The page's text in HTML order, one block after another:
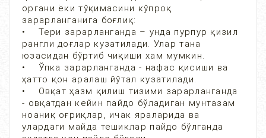
органи ёки тўқимасини кўпроқ
зарарланганига боғлиқ:
• Тери зарарланганда – унда пурпур қизил
рангли доғлар кузатилади. Улар тана
юзасидан бўртиб чиқиши хам мумкин.
• Ўпка зарарланганда - нафас қисиши ва
ҳатто қон аралаш йўтал кузатилади.
• Овқат ҳазм қилиш тизими зарарланганда
- овқатдан кейин пайдо бўладиган мунтазам
ноаниқ оғриқлар, ичак яраларида ва
улардаги майда тешиклар пайдо бўлганда